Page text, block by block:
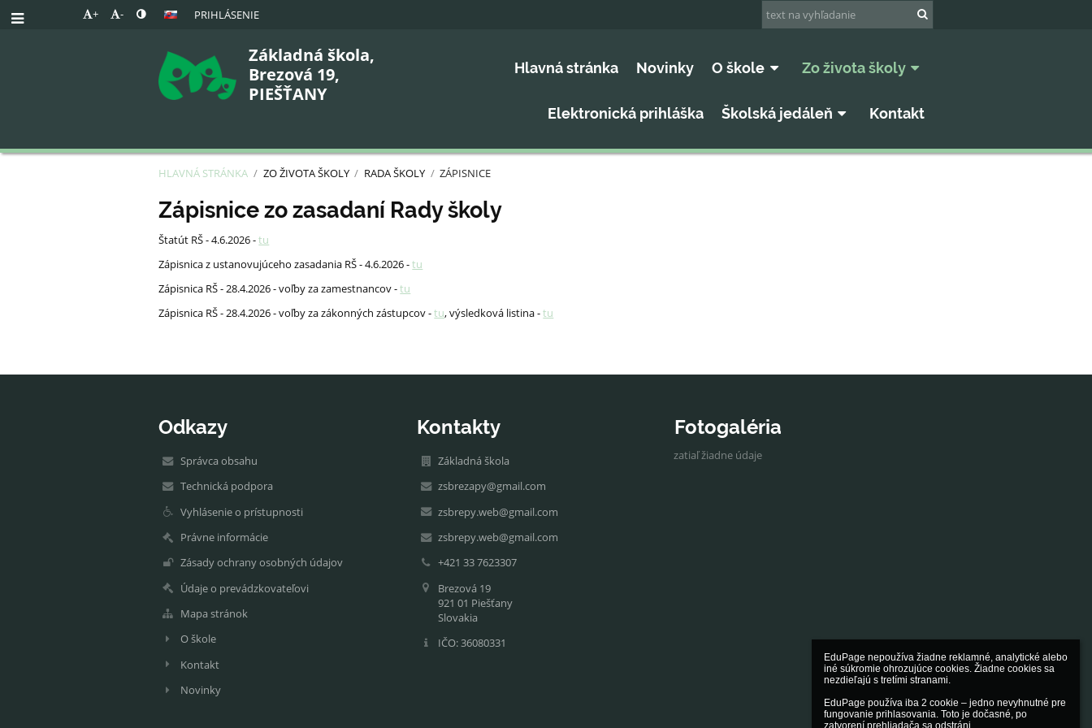
EduPage nepoužíva žiadne reklamné, analytické alebo
iné súkromie ohrozujúce cookies. Žiadne cookies sa
nezdieľajú s tretími stranami.
EduPage používa iba 2 cookie – jedno nevyhnutné pre
fungovanie prihlasovania. Toto je dočasné, po
zatvorení prehliadača sa odstráni.
+ - PRIHLÁSENIE
Základná škola,
Brezová 19,
PIEŠŤANY
Hlavná stránka Novinky O škole Zo života školy
Elektronická prihláška Školská jedáleň Kontakt
HLAVNÁ STRÁNKA / ZO ŽIVOTA ŠKOLY / RADA ŠKOLY / ZÁPISNICE
Zápisnice
Zápisnice zo zasadaní Rady školy
Štatút RŠ - 4.6.2026 -tu
Zápisnica z ustanovujúceho zasadania RŠ - 4.6.2026 -tu
Zápisnica RŠ - 28.4.2026 - voľby za zamestnancov -tu
Zápisnica RŠ - 28.4.2026 - voľby za zákonných zástupcov -tu, výsledková listina -tu
Odkazy
Správca obsahu
Technická podpora
Vyhlásenie o prístupnosti
Právne informácie
Zásady ochrany osobných údajov
Údaje o prevádzkovateľovi
Mapa stránok
O škole
Kontakt
Novinky
Kontakty
Základná škola
zsbrezapy@gmail.com
zsbrepy.web@gmail.com
zsbrepy.web@gmail.com
+421 33 7623307
Brezová 19
921 01 Piešťany
Slovakia
IČO: 36080331
Fotogaléria
zatiaľ žiadne údaje